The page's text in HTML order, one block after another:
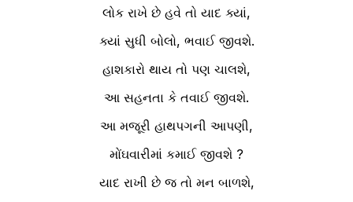
લોક રાખે છે હવે તો યાદ ક્યાં,
ક્યાં સુધી બોલો, ભવાઈ જીવશે.
હાશકારો થાય તો પણ ચાલશે,
આ સહનતા કે તવાઈ જીવશે.
આ મજૂરી હાથપગની આપણી,
મોંઘવારીમાં કમાઈ જીવશે ?
યાદ રાખી છે જ તો મન બાળશે,